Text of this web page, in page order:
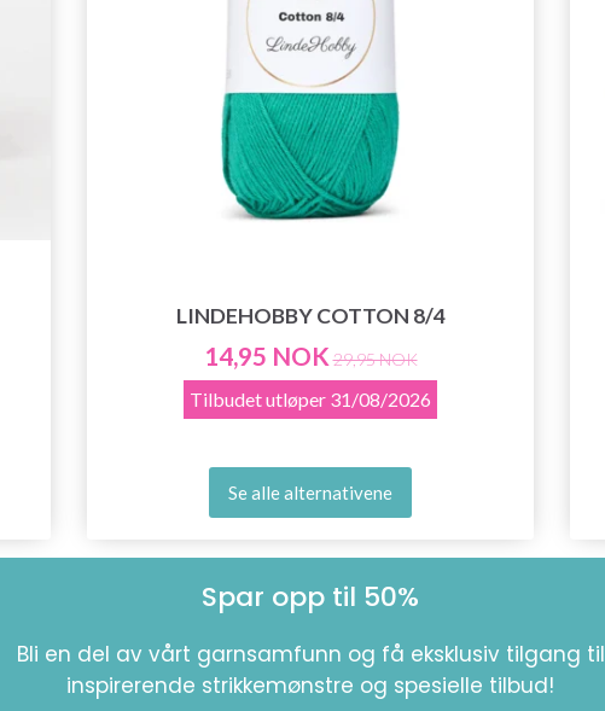
LINDEHOBBY COTTON 8/4
14,95 NOK 29,95 NOK
Tilbudet utløper 31/08/2026
Se alle alternativene
Spar opp til 50%
Bli en del av vårt garnsamfunn og få eksklusiv tilgang til
inspirerende strikkemønstre og spesielle tilbud!